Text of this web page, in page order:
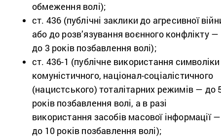
обмеження волі);
ст. 436 (публічні заклики до агресивної
або до розв’язування воєнного конфлікту —
до 3 років позбавлення волі);
ст. 436-1 (публічне використання символіки
комуністичного, націонал-соціалістичного
(нацистського) тоталітарних режимів — до
років позбавлення волі, а в разі
використання засобів масової інформації —
до 10 років позбавлення волі);